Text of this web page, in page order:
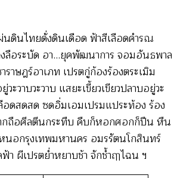
กรุงเทพมหานคร
ยุค
ไทย
พัฒนา
ตอน
ที่
1
–
ดินไทยดั่งดินเดือด ฟ้าสีเลือดคำรณ
งลือระบัด อา…ยุคพัฒนาการ จอมอันธพาล
ราษฎร์อาเภท เปรตกู่ก้องร้องตระเมิม
ะวาบวะวาบ แสยะเขี้ยวเขียวปลาบอยู่วะ
อดสดสด ซดอิ่มเอมเปรมแประท้อง ร้อง
กถือศีลตีนกระทืบ คืบก็หอกศอกก็ปืน หืน
นอกรุงเทพมหานคร อมรรัตนโกสินทร์
ผีเปรตย่ำหยาบช้า จักช้ำฤๅไฉน ฯ